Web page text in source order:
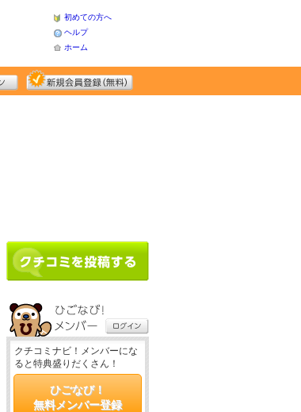
初めての方へ
ヘルプ
ホーム
クチコミナビ！メンバーにな
ると特典盛りだくさん！
ひごなび！
無料メンバー登録